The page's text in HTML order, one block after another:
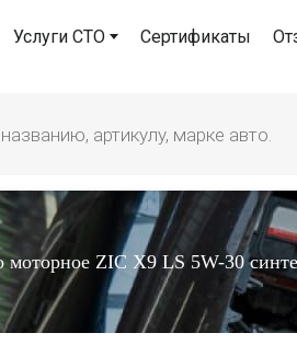
Услуги СТО Сертификаты
моторное ZIC X9 LS 5W-30